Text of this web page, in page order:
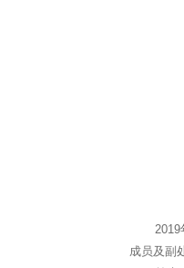
2019年
成员及副